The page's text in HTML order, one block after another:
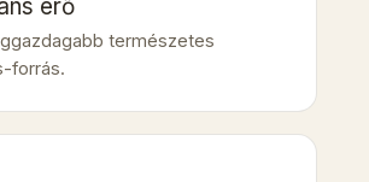
erő
természetes
forrás.